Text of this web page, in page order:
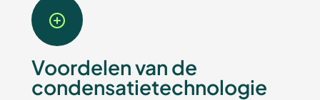
Voordelen van de
condensatietechnologie